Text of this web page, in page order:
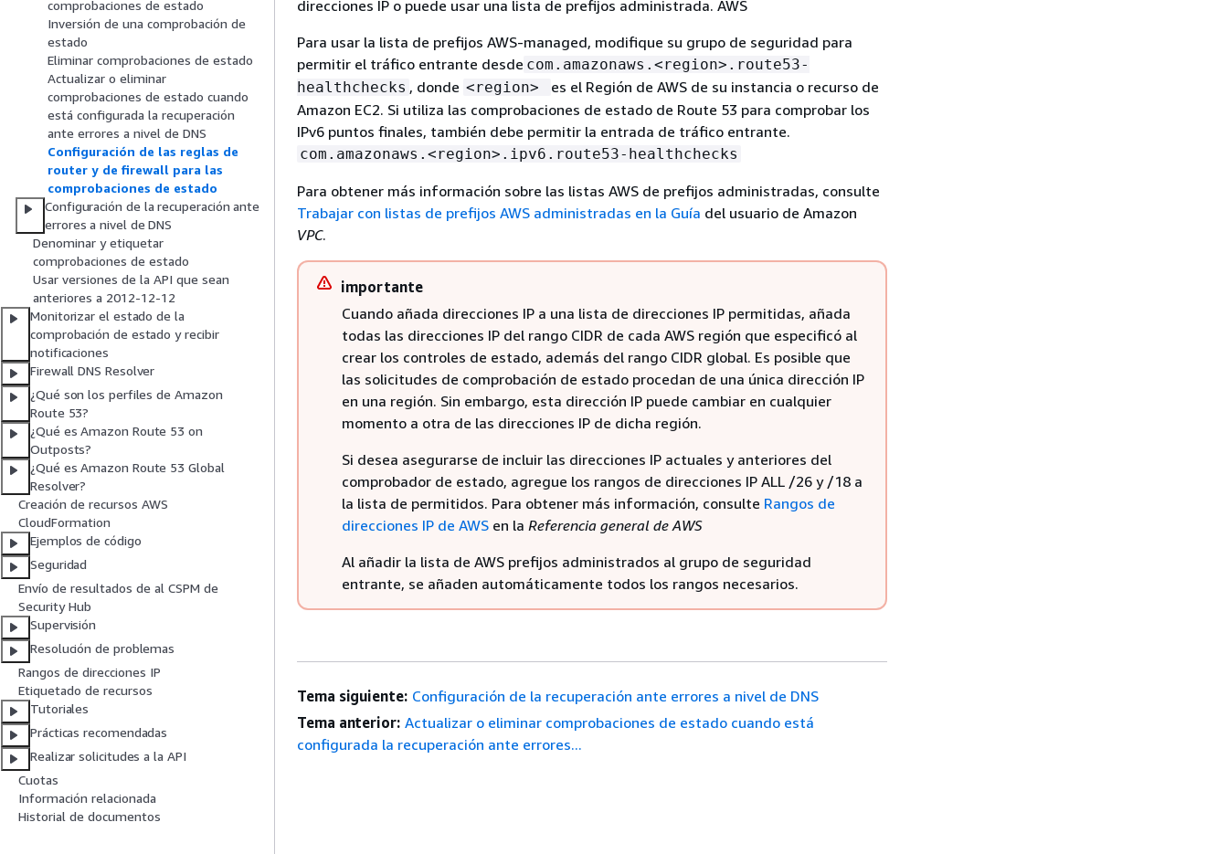
comprobaciones de estado
Inversión de una comprobación de
estado
Eliminar comprobaciones de estado
Actualizar o eliminar
comprobaciones de estado cuando
está configurada la recuperación
ante errores a nivel de DNS
Configuración de las reglas de
router y de firewall para las
comprobaciones de estado
Configuración de la recuperación ante
errores a nivel de DNS
Denominar y etiquetar
comprobaciones de estado
Usar versiones de la API que sean
anteriores a 2012-12-12
Monitorizar el estado de la
comprobación de estado y recibir
notificaciones
Firewall DNS Resolver
¿Qué son los perfiles de Amazon
Route 53?
¿Qué es Amazon Route 53 on
Outposts?
¿Qué es Amazon Route 53 Global
Resolver?
Creación de recursos AWS
CloudFormation
Ejemplos de código
Seguridad
Envío de resultados de al CSPM de
Security Hub
Supervisión
Resolución de problemas
Rangos de direcciones IP
Etiquetado de recursos
Tutoriales
Prácticas recomendadas
Realizar solicitudes a la API
Cuotas
Información relacionada
Historial de documentos
direcciones IP o puede usar una lista de prefijos administrada. AWS
Para usar la lista de prefijos AWS-managed, modifique su grupo de seguridad para
permitir el tráfico entrante desde com.amazonaws.<region>.route53-
healthchecks , donde <region>
es el Región de AWS de su instancia o recurso de
Amazon EC2. Si utiliza las comprobaciones de estado de Route 53 para comprobar los
IPv6 puntos finales, también debe permitir la entrada de tráfico entrante.
com.amazonaws.<region>.ipv6.route53-healthchecks
Para obtener más información sobre las listas AWS de prefijos administradas, consulte
Trabajar con listas de prefijos AWS administradas en la Guía del usuario de Amazon
VPC.
importante
Cuando añada direcciones IP a una lista de direcciones IP permitidas, añada
todas las direcciones IP del rango CIDR de cada AWS región que especificó al
crear los controles de estado, además del rango CIDR global. Es posible que
las solicitudes de comprobación de estado procedan de una única dirección IP
en una región. Sin embargo, esta dirección IP puede cambiar en cualquier
momento a otra de las direcciones IP de dicha región.
Si desea asegurarse de incluir las direcciones IP actuales y anteriores del
comprobador de estado, agregue los rangos de direcciones IP ALL /26 y /18 a
la lista de permitidos. Para obtener más información, consulte Rangos de
direcciones IP de AWS en la Referencia general de AWS
Al añadir la lista de AWS prefijos administrados al grupo de seguridad
entrante, se añaden automáticamente todos los rangos necesarios.
Tema siguiente: Configuración de la recuperación ante errores a nivel de DNS
Tema anterior: Actualizar o eliminar comprobaciones de estado cuando está
configurada la recuperación ante errores...